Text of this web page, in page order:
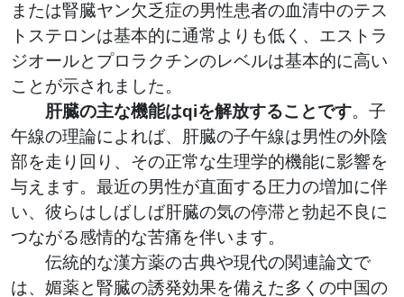
または腎臓ヤン欠乏症の男性患者の血清中のテス
トステロンは基本的に通常よりも低く、エストラ
ジオールとプロラクチンのレベルは基本的に高い
ことが示されました。
肝臓の主な機能はqiを解放することです。子
午線の理論によれば、肝臓の子午線は男性の外陰
部を走り回り、その正常な生理学的機能に影響を
与えます。最近の男性が直面する圧力の増加に伴
い、彼らはしばしば肝臓の気の停滞と勃起不良に
つながる感情的な苦痛を伴います。
伝統的な漢方薬の古典や現代の関連論文で
は、媚薬と腎臓の誘発効果を備えた多くの中国の